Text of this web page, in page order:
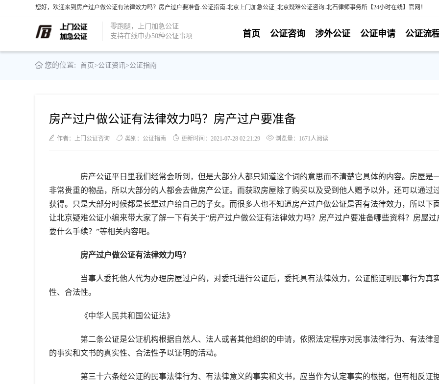
您好，欢迎来到房产过户做公证有法律效力吗？房产过户要准备-公证指南-北京上门加急公证_北京疑难公证咨询-北石律师事务所【24小时在线】官网！
零跑腿，上门加急公证
支持在线申办50种公证事项
公证流
公证申请
涉外公证
公证咨询
首页
您的位置: 首页>公证资讯>公证指南
房产过户做公证有法律效力吗？房产过户要准备
作者：上门公证咨询 类别：公证指南 更新时间：2021-07-28 02:21:29 浏览量：1671人阅读
房产公证平日里我们经常会听到，但是大部分人都只知道这个词的意思而不清楚它具体的内容。房屋是
非常贵重的物品，所以大部分的人都会去做房产公证。而获取房屋除了购买以及受到他人赠予以外，还可以通过
获得。只是大部分时候都是长辈过户给自己的子女。而很多人也不知道房产过户做公证是否有法律效力，所以下
让北京疑难公证小编来带大家了解一下有关于“房产过户做公证有法律效力吗？房产过户要准备哪些资料？房屋过
要什么手续？”等相关内容吧。
房产过户做公证有法律效力吗？
当事人委托他人代为办理房屋过户的，对委托进行公证后，委托具有法律效力，公证能证明民事行为真
性、合法性。
《中华人民共和国公证法》
第二条公证是公证机构根据自然人、法人或者其他组织的申请，依照法定程序对民事法律行为、有法律
的事实和文书的真实性、合法性予以证明的活动。
第三十六条经公证的民事法律行为、有法律意义的事实和文书，应当作为认定事实的根据，但有相反证